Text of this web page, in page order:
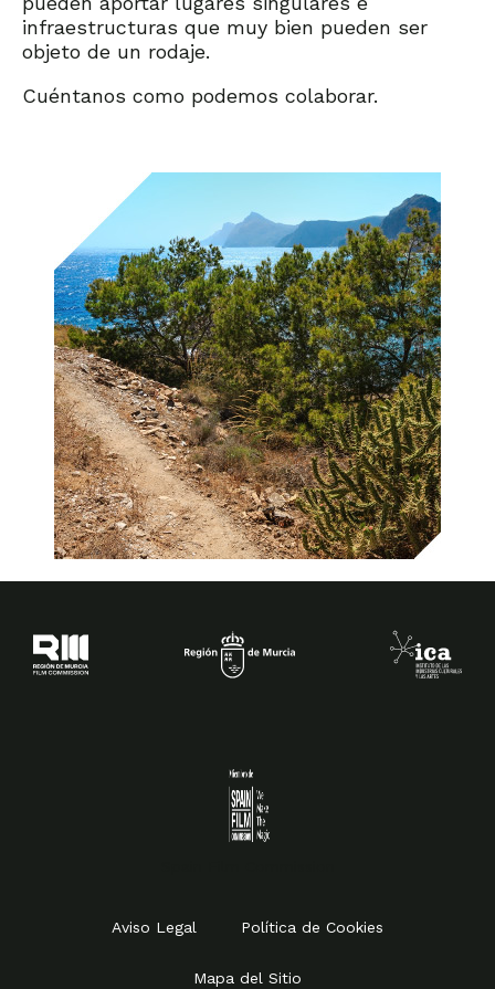
infraestructuras que muy bien pueden ser
objeto de un rodaje.
Cuéntanos como podemos colaborar.
Aviso Legal Política de Cookies
Mapa del Sitio